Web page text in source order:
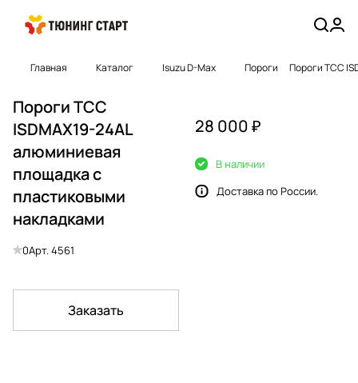
Главная Каталог Isuzu D-Max Пороги Пороги ТСС
Пороги ТСС
ISDMAX19-24AL
алюминиевая
площадка с
пластиковыми
накладками
0Арт.4561
Заказать
28 000 ₽
В наличии
Доставка по России.